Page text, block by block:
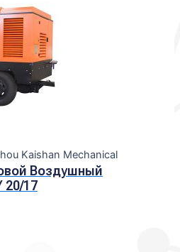
Kaishan Mechanical
Воздушный
20/17